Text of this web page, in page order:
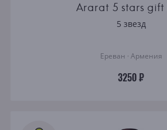
Ararat 5 stars gift
5 звезд
Ереван · Армения
3250 ₽